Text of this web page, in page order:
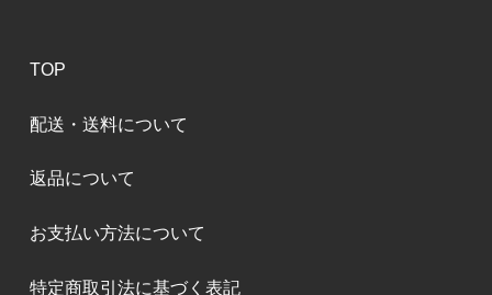
TOP
配送・送料について
返品について
お支払い方法について
特定商取引法に基づく表記